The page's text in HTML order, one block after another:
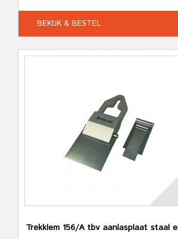
BEKIJK & BESTEL
Trekklem 156/A tbv aanlasplaat staal